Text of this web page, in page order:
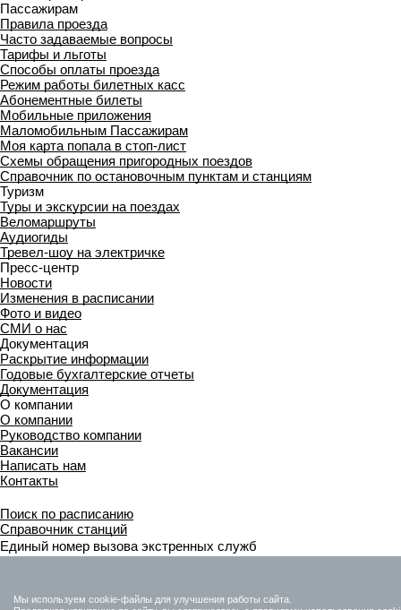
Пассажирам
Правила проезда
Часто задаваемые вопросы
Тарифы и льготы
Способы оплаты проезда
Режим работы билетных касс
Абонементные билеты
Мобильные приложения
Маломобильным Пассажирам
Моя карта попала в стоп-лист
Cхемы обращения пригородных поездов
Справочник по остановочным пунктам и станциям
Туризм
Туры и экскурсии на поездах
Веломаршруты
Аудиогиды
Тревел-шоу на электричке
Пресс-центр
Новости
Изменения в расписании
Фото и видео
СМИ о нас
Документация
Раскрытие информации
Годовые бухгалтерские отчеты
Документация
О компании
О компании
Руководство компании
Вакансии
Написать нам
Контакты
Поиск по расписанию
Справочник станций
Единый номер вызова экстренных служб
+7 (863) 238-30-63
Мы используем cookie-файлы для улучшения работы сайта.